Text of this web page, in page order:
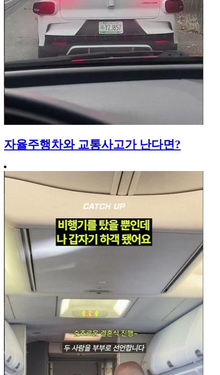
자율주행차와 교통사고가 난다면?